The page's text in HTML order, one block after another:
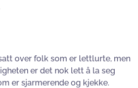
over folk som er lettlurte, men
er det nok lett å la seg
er sjarmerende og kjekke.